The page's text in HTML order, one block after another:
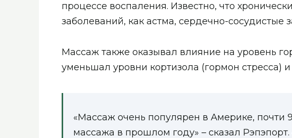
процессе воспаления. Известно, что
заболеваний, как астма, сердечно-сосудистые
Массаж также оказывал влияние на уровень
уменьшал уровни кортизола (гормон стресса)
«Массаж очень популярен в Америке, почти
массажа в прошлом году» – сказал